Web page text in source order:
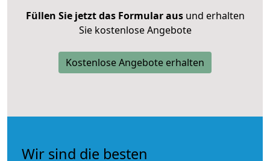
Füllen Sie jetzt das Formular ausund erhalten
Sie kostenlose Angebote
Kostenlose Angebote erhalten
Wir sind die besten